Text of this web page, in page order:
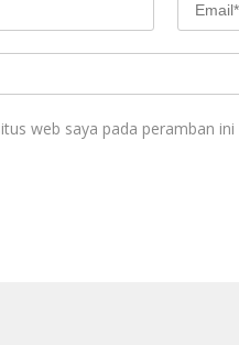
web saya pada peramban